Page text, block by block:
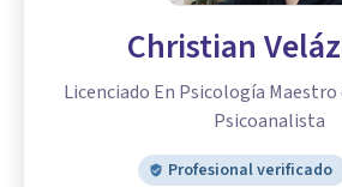
Christian
Licenciado En Psicología
Psicoanalista
Profesional verificado